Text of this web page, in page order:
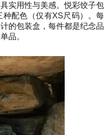
实用性与美感。悦彩饺子包
配色（仅有XS尺码）。每
的包装盒，每件都是纪念品
品。